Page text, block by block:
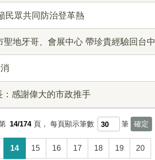
民眾共同防治登革熱
地牙哥、會展中心 帶珍貴經驗回台中
感謝偉大的市政推手
14/174 頁， 每頁顯示筆數 筆
14 15 16 17 18 19 20